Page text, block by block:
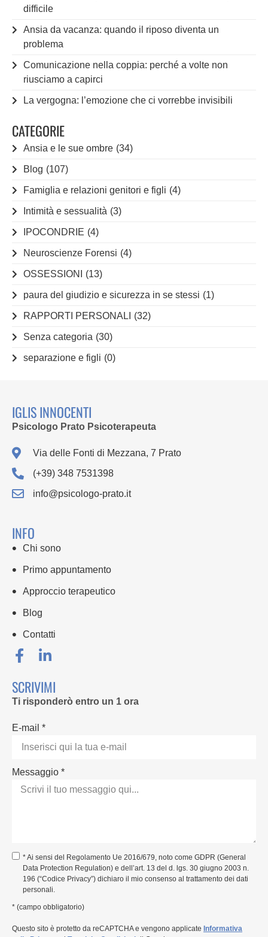
difficile
Ansia da vacanza: quando il riposo diventa un
problema
Comunicazione nella coppia: perché a volte non
riusciamo a capirci
La vergogna: l’emozione che ci vorrebbe invisibili
CATEGORIE
Ansia e le sue ombre (34)
Blog (107)
Famiglia e relazioni genitori e figli (4)
Intimità e sessualità (3)
IPOCONDRIE (4)
Neuroscienze Forensi (4)
OSSESSIONI (13)
paura del giudizio e sicurezza in se stessi (1)
RAPPORTI PERSONALI (32)
Senza categoria (30)
separazione e figli (0)
IGLIS INNOCENTI
Psicologo Prato Psicoterapeuta
Via delle Fonti di Mezzana, 7 Prato
(+39) 348 7531398
info@psicologo-prato.it
INFO
Chi sono
Primo appuntamento
Approccio terapeutico
Blog
Contatti
SCRIVIMI
Ti risponderò entro un 1 ora
E-mail *
Messaggio *
* Ai sensi del Regolamento Ue 2016/679, noto come GDPR (General
Data Protection Regulation) e dell’art. 13 del d. lgs. 30 giugno 2003 n.
196 (“Codice Privacy”) dichiaro il mio consenso al trattamento dei dati
personali.
* (campo obbligatorio)
Questo sito è protetto da reCAPTCHA e vengono applicate Informativa